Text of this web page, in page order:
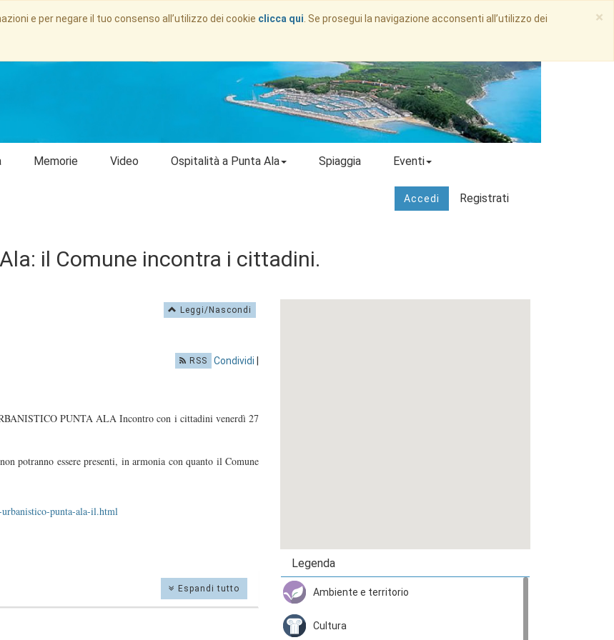
×
e per negare il tuo consenso all’utilizzo dei cookie clicca qui . Se prosegui la navigazione acconsenti all’utilizzo dei
Memorie Video Ospitalità a Punta Ala Spiaggia Eventi
Registrati
Accedi
il Comune incontra i cittadini.
Leggi/Nascondi
RSS Condividi
PUNTA ALA Incontro con i cittadini venerdì 27
potranno essere presenti, in armonia con quanto il Comune
punta-ala-il.html
Espandi tutto
Legenda
Ambiente e territorio
Cultura